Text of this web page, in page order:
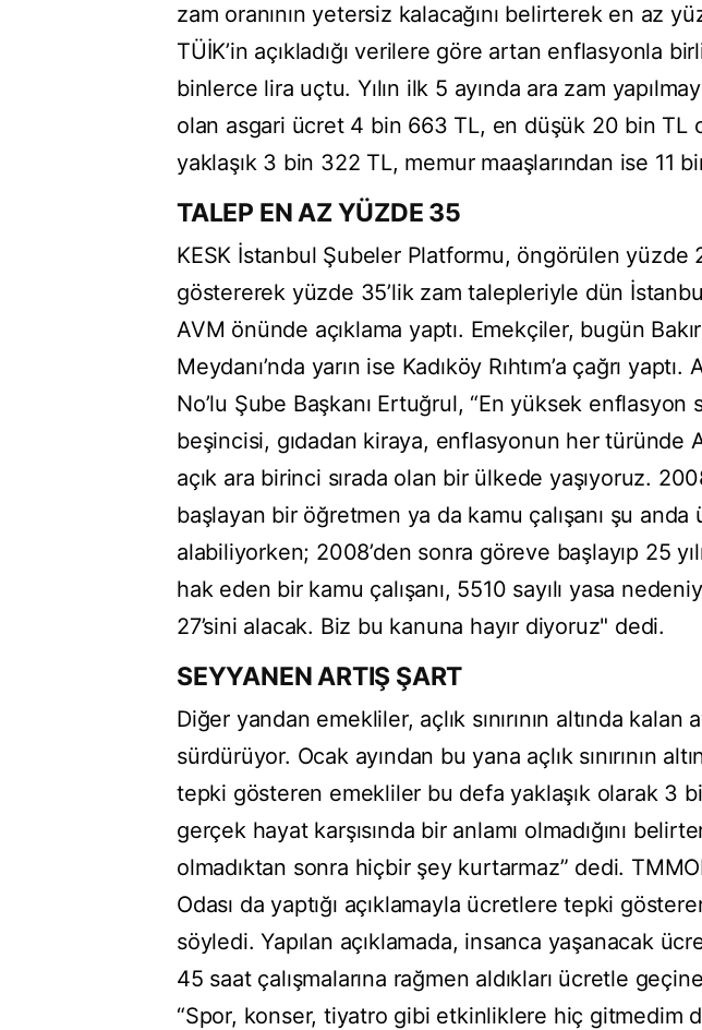
zam oranının yetersiz kalacağını belirterek en az
TÜİK’in açıkladığı verilere göre artan enflasyonla
binlerce lira uçtu. Yılın ilk 5 ayında ara zam
olan asgari ücret 4 bin 663 TL, en düşük 20 bin TL
yaklaşık 3 bin 322 TL, memur maaşlarından ise 11
TALEP EN AZ YÜZDE 35
KESK İstanbul Şubeler Platformu, öngörülen yüzde
göstererek yüzde 35’lik zam talepleriyle dün
AVM önünde açıklama yaptı. Emekçiler, bugün
Meydanı’nda yarın ise Kadıköy Rıhtım’a çağrı
No’lu Şube Başkanı Ertuğrul, “En yüksek enflasyon
beşincisi, gıdadan kiraya, enflasyonun her türünde
açık ara birinci sırada olan bir ülkede yaşıyoruz.
başlayan bir öğretmen ya da kamu çalışanı şu
alabiliyorken; 2008’den sonra göreve başlayıp 25
hak eden bir kamu çalışanı, 5510 sayılı yasa
27’sini alacak. Biz bu kanuna hayır diyoruz" dedi.
SEYYANEN ARTIŞ ŞART
Diğer yandan emekliler, açlık sınırının altında kalan
sürdürüyor. Ocak ayından bu yana açlık sınırının
tepki gösteren emekliler bu defa yaklaşık olarak 3
gerçek hayat karşısında bir anlamı olmadığını
olmadıktan sonra hiçbir şey kurtarmaz” dedi.
Odası da yaptığı açıklamayla ücretlere tepki
söyledi. Yapılan açıklamada, insanca yaşanacak
45 saat çalışmalarına rağmen aldıkları ücretle
“Spor, konser, tiyatro gibi etkinliklere hiç gitmedim